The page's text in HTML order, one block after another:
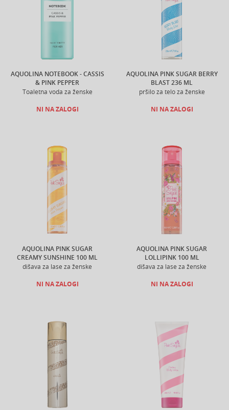
AQUOLINA NOTEBOOK - CASSIS
& PINK PEPPER
Toaletna voda za ženske
NI NA ZALOGI
AQUOLINA PINK SUGAR BERRY
BLAST 236 ML
pršilo za telo za ženske
NI NA ZALOGI
AQUOLINA PINK SUGAR
CREAMY SUNSHINE 100 ML
dišava za lase za ženske
NI NA ZALOGI
AQUOLINA PINK SUGAR
LOLLIPINK 100 ML
dišava za lase za ženske
NI NA ZALOGI